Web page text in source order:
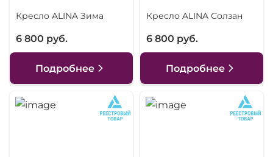
Кресло ALINA Зима
6 800 руб.
Подробнее
Кресло ALINA Солзан
6 800 руб.
Подробнее